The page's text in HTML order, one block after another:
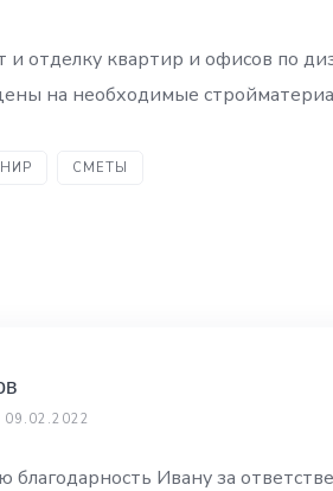
и отделку квартир и офисов по
на необходимые
СМЕТЫ
09.02.2022
благодарность Ивану за